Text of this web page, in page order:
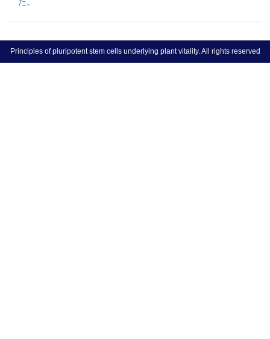
Principles of pluripotent stem cells underlying plant vitality. All rights reserved